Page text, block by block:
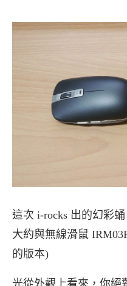
這次 i-rocks 出的幻彩
大約與無線滑鼠
的版本)